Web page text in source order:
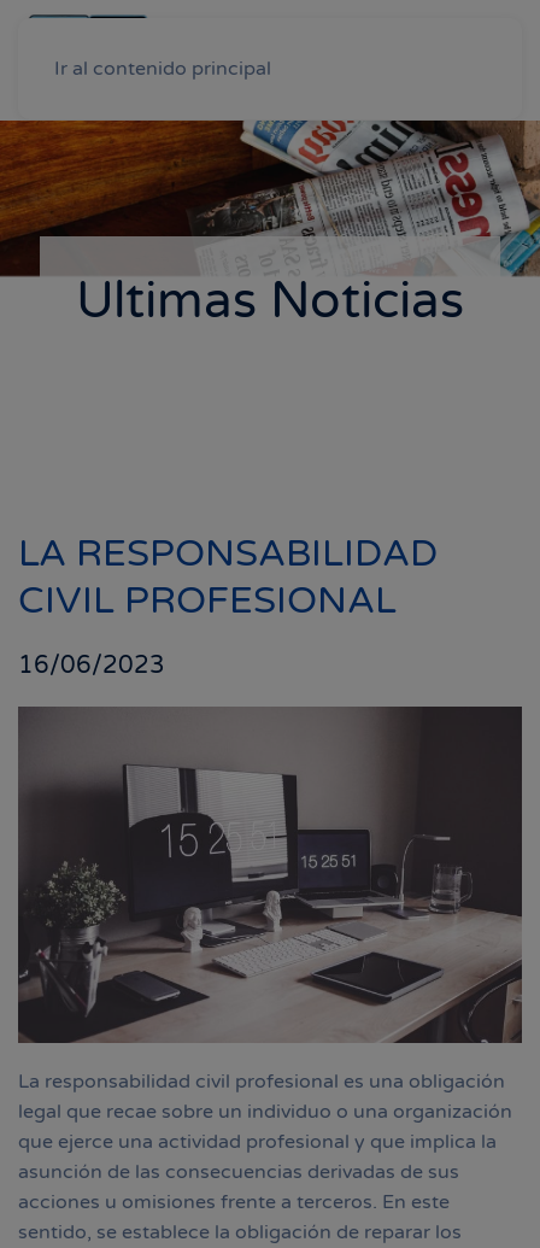
Ir al contenido principal
Ultimas Noticias
LA RESPONSABILIDAD
CIVIL PROFESIONAL
16/06/2023
La responsabilidad civil profesional es una obligación
legal que recae sobre un individuo o una organización
que ejerce una actividad profesional y que implica la
asunción de las consecuencias derivadas de sus
acciones u omisiones frente a terceros. En este
sentido, se establece la obligación de reparar los